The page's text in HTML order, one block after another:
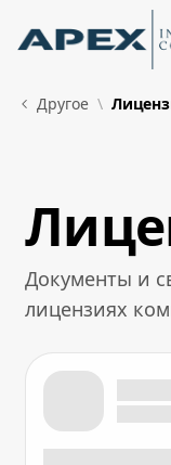
Skip to Main Content
Другое
Документы и
лицензиях
Лицензия
New
What's New